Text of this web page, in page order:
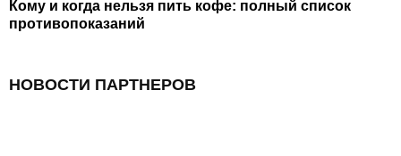
Кому и когда нельзя пить кофе: полный список
противопоказаний
НОВОСТИ ПАРТНЕРОВ